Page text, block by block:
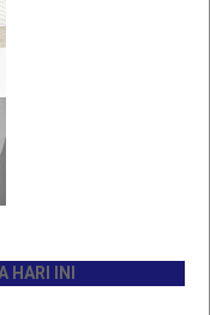
INI